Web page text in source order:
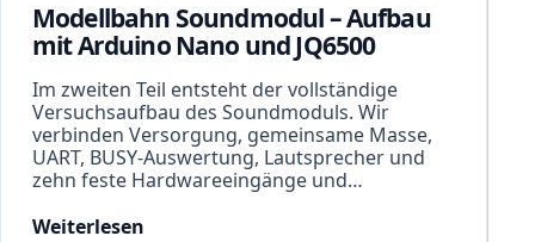
Modellbahn Soundmodul – Aufbau
mit Arduino Nano und JQ6500
Im zweiten Teil entsteht der vollständige
Versuchsaufbau des Soundmoduls. Wir
verbinden Versorgung, gemeinsame Masse,
UART, BUSY-Auswertung, Lautsprecher und
zehn feste Hardwareeingänge und…
Weiterlesen